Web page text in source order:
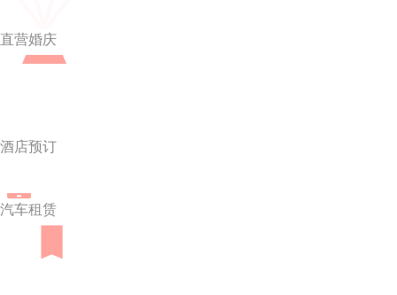
直营婚庆
酒店预订
汽车租赁